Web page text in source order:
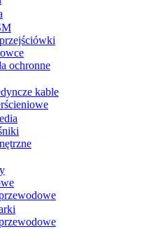
ochronne
kable